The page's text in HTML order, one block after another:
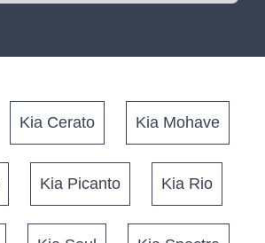
Kia Cerato Kia Mohave
Kia Picanto Kia Rio